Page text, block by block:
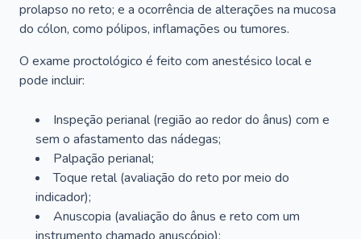
prolapso no reto; e a ocorrência de alterações na mucosa
do cólon, como pólipos, inflamações ou tumores.
O exame proctológico é feito com anestésico local e
pode incluir:
Inspeção perianal (região ao redor do ânus) com e
sem o afastamento das nádegas;
Palpação perianal;
Toque retal (avaliação do reto por meio do
indicador);
Anuscopia (avaliação do ânus e reto com um